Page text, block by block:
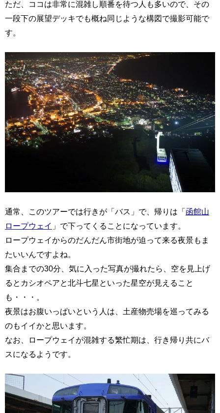
ただ、ココは非常に混雑し順番を待つ人も多いので、その
一段下の展望デッキでも概ね同じような構図で撮影可能で
す。
通常、このツアーでは行きが「バス」で、帰りは「函館山
ロープウェイ 」で下ってくることになっています。
ロープウェイからのだんだん市街地が迫って来る夜景もま
たいいんですよね。
集合までの30分、気に入った写真が撮れたら、空を見上げ
るとカシオペアと北斗七星といった星空が見えること
も・・・。
夜景はお腹いっぱいという人は、土産物売場を巡ってみる
のもイイかと思います。
なお、ロープウェイが混雑する繁忙期は、行き帰り共にバ
スになるようです。